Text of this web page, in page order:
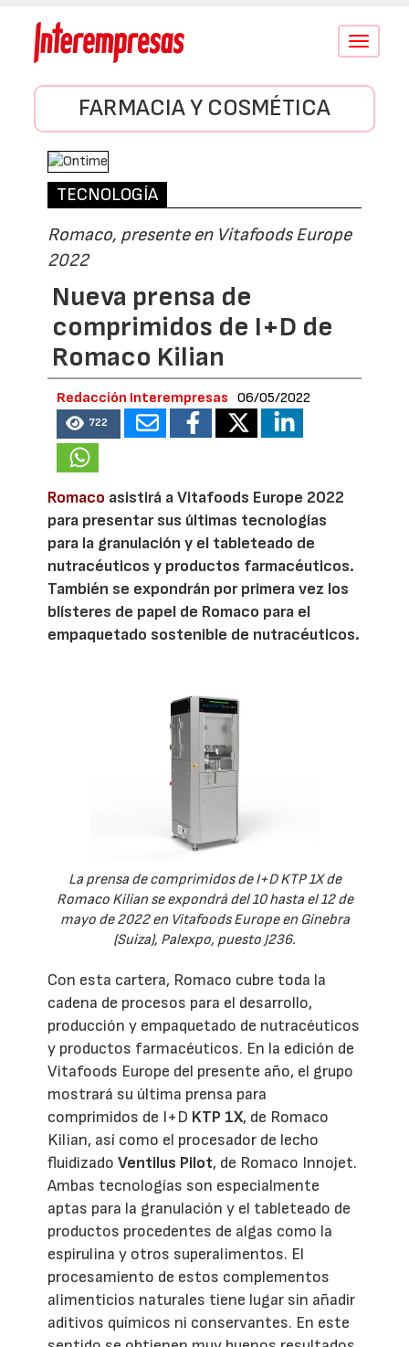
Conmutar
FARMACIA Y COSMÉTICA
TECNOLOGÍA
Romaco, presente en Vitafoods Europe
2022
Nueva prensa de
comprimidos de I+D de
Romaco Kilian
Redacción Interempresas 06/05/2022
722
Romaco asistirá a Vitafoods Europe 2022
para presentar sus últimas tecnologías
para la granulación y el tableteado de
nutracéuticos y productos farmacéuticos.
También se expondrán por primera vez los
blísteres de papel de Romaco para el
empaquetado sostenible de nutracéuticos.
La prensa de comprimidos de I+D KTP 1X de
Romaco Kilian se expondrá del 10 hasta el 12 de
mayo de 2022 en Vitafoods Europe en Ginebra
(Suiza), Palexpo, puesto J236.
Con esta cartera, Romaco cubre toda la
cadena de procesos para el desarrollo,
producción y empaquetado de nutracéuticos
y productos farmacéuticos. En la edición de
Vitafoods Europe del presente año, el grupo
mostrará su última prensa para
comprimidos de I+D KTP 1X, de Romaco
Kilian, así como el procesador de lecho
fluidizadoVentilus Pilot, de Romaco Innojet.
Ambas tecnologías son especialmente
aptas para la granulación y el tableteado de
productos procedentes de algas como la
espirulina y otros superalimentos. El
procesamiento de estos complementos
alimenticios naturales tiene lugar sin añadir
aditivos químicos ni conservantes. En este